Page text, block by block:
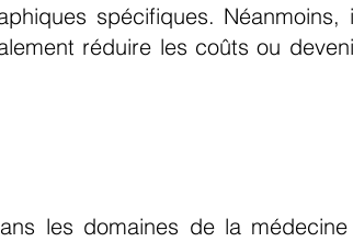
spécifiques.
réduire les coûts ou
les domaines de la